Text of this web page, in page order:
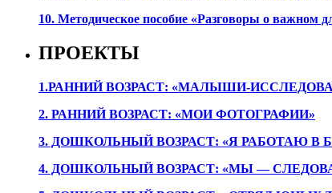
10. Методическое пособие «Разговоры о важном
ПРОЕКТЫ
1.РАННИЙ ВОЗРАСТ: «МАЛЫШИ-
2. РАННИЙ ВОЗРАСТ: «МОИ ФОТОГРАФИИ»
3. ДОШКОЛЬНЫЙ ВОЗРАСТ: «Я РАБОТАЮ В
4. ДОШКОЛЬНЫЙ ВОЗРАСТ: «МЫ —